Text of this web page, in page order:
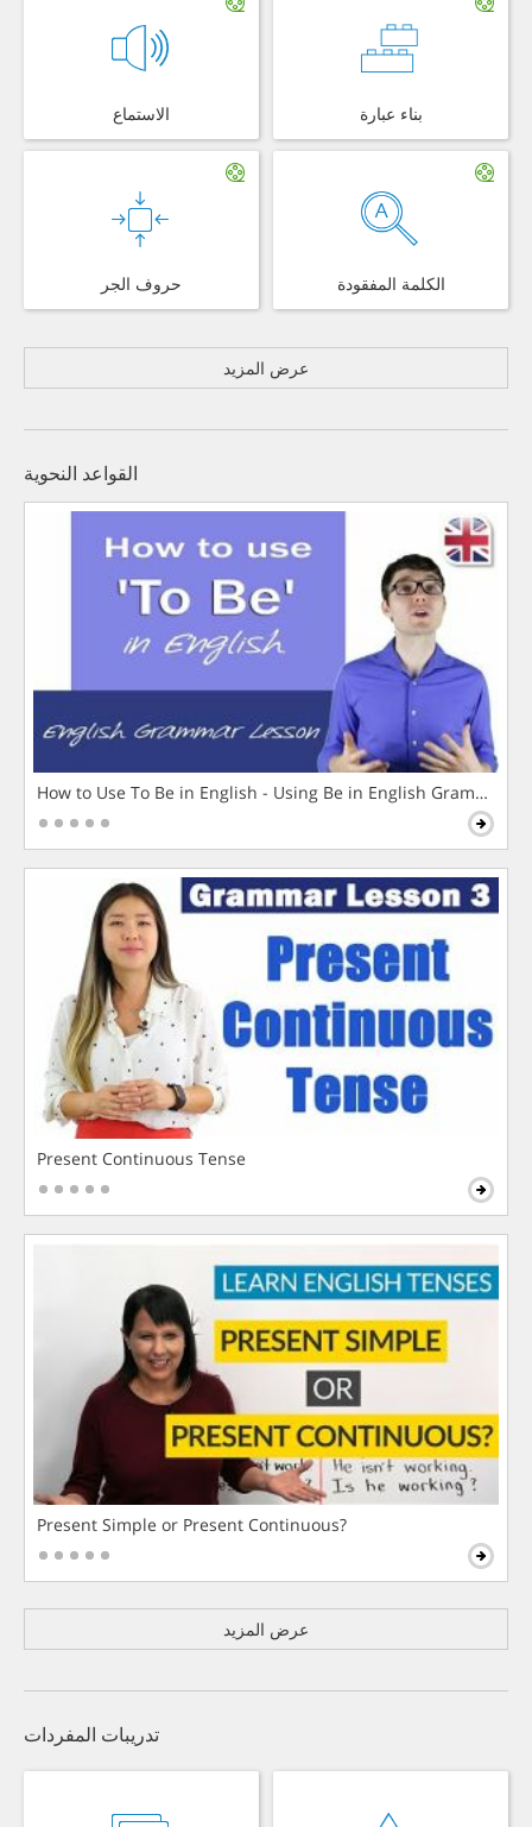
الاستماع بناء عبارة
حروف الجر الكلمة المفقودة
عرض المزيد
القواعد النحوية
How to Use To Be in English - Using Be in English Grammar
Present Continuous Tense
Present Simple or Present Continuous?
عرض المزيد
تدريبات المفردات